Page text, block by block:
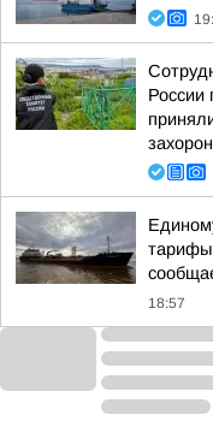
России
тарифы
18:57